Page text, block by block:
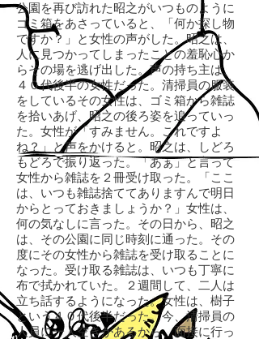
公園を再び訪れた昭之がいつものように
ゴミ箱をあさっていると、「何か探し物
ですか？」と女性の声がした。昭之は、
人に見つかってしまったことの羞恥心か
らその場を逃げ出した。声の持ち主は、
４０代後半の女性だった。清掃員の服装
をしているその女性は、ゴミ箱から雑誌
を拾いあげ、昭之の後ろ姿を追っていっ
た。女性が「すみません。これですよ
ね？」と声をかけると。昭之は、しどろ
もどろで振り返った。「あぁ」と言って
女性から雑誌を２冊受け取った。「ここ
は、いつも雑誌捨ててありますんで明日
からとっておきましょうか？」女性は、
何の気なしに言った。その日から、昭之
は、その公園に同じ時刻に通った。その
度にその女性から雑誌を受け取ることに
なった。受け取る雑誌は、いつも丁寧に
布で拭かれていた。２週間して、二人は
立ち話するようになった。女性は、樹子
という４０代後半だった。今、清掃員の
人員に一人空きがあるから、面接に行っ